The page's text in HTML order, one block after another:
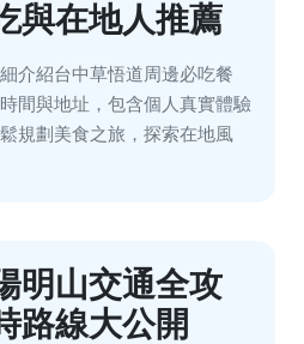
與在地人推薦
介紹台中草悟道周邊必吃餐
間與地址，包含個人真實體驗
規劃美食之旅，探索在地風
明山交通全攻
路線大公開